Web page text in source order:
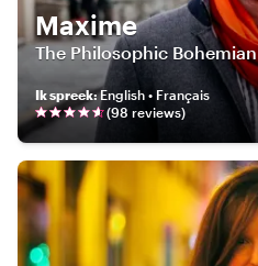
Maxime
The Philosophic Bohemian
Ik spreek:English • Français
(98 reviews)